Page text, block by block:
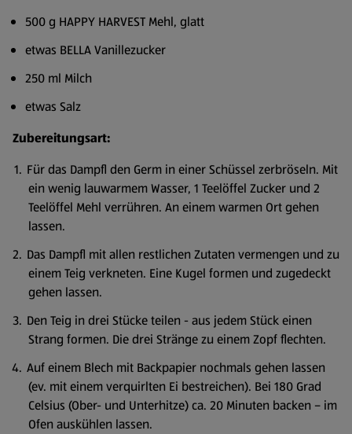
500 g HAPPY HARVEST Mehl, glatt
etwas BELLA Vanillezucker
250 ml Milch
etwas Salz
Zubereitungsart:
Für das Dampfl den Germ in einer Schüssel zerbröseln. Mit
ein wenig lauwarmem Wasser, 1 Teelöffel Zucker und 2
Teelöffel Mehl verrühren. An einem warmen Ort gehen
lassen.
Das Dampfl mit allen restlichen Zutaten vermengen und zu
einem Teig verkneten. Eine Kugel formen und zugedeckt
gehen lassen.
Den Teig in drei Stücke teilen - aus jedem Stück einen
Strang formen. Die drei Stränge zu einem Zopf flechten.
Auf einem Blech mit Backpapier nochmals gehen lassen
(ev. mit einem verquirlten Ei bestreichen). Bei 180 Grad
Celsius (Ober- und Unterhitze) ca. 20 Minuten backen – im
Ofen auskühlen lassen.